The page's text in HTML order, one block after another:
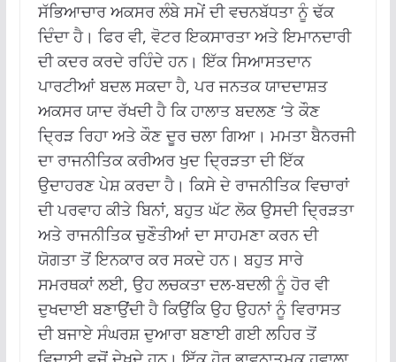
ਸੱਭਿਆਚਾਰ ਅਕਸਰ ਲੰਬੇ ਸਮੇਂ ਦੀ ਵਚਨਬੱਧਤਾ ਨੂੰ ਢੱਕ
ਦਿੰਦਾ ਹੈ। ਫਿਰ ਵੀ, ਵੋਟਰ ਇਕਸਾਰਤਾ ਅਤੇ ਇਮਾਨਦਾਰੀ
ਦੀ ਕਦਰ ਕਰਦੇ ਰਹਿੰਦੇ ਹਨ। ਇੱਕ ਸਿਆਸਤਦਾਨ
ਪਾਰਟੀਆਂ ਬਦਲ ਸਕਦਾ ਹੈ, ਪਰ ਜਨਤਕ ਯਾਦਦਾਸ਼ਤ
ਅਕਸਰ ਯਾਦ ਰੱਖਦੀ ਹੈ ਕਿ ਹਾਲਾਤ ਬਦਲਣ ‘ਤੇ ਕੌਣ
ਦ੍ਰਿੜ ਰਿਹਾ ਅਤੇ ਕੌਣ ਦੂਰ ਚਲਾ ਗਿਆ। ਮਮਤਾ ਬੈਨਰਜੀ
ਦਾ ਰਾਜਨੀਤਿਕ ਕਰੀਅਰ ਖੁਦ ਦ੍ਰਿੜਤਾ ਦੀ ਇੱਕ
ਉਦਾਹਰਣ ਪੇਸ਼ ਕਰਦਾ ਹੈ। ਕਿਸੇ ਦੇ ਰਾਜਨੀਤਿਕ ਵਿਚਾਰਾਂ
ਦੀ ਪਰਵਾਹ ਕੀਤੇ ਬਿਨਾਂ, ਬਹੁਤ ਘੱਟ ਲੋਕ ਉਸਦੀ ਦ੍ਰਿੜਤਾ
ਅਤੇ ਰਾਜਨੀਤਿਕ ਚੁਣੌਤੀਆਂ ਦਾ ਸਾਹਮਣਾ ਕਰਨ ਦੀ
ਯੋਗਤਾ ਤੋਂ ਇਨਕਾਰ ਕਰ ਸਕਦੇ ਹਨ। ਬਹੁਤ ਸਾਰੇ
ਸਮਰਥਕਾਂ ਲਈ, ਉਹ ਲਚਕਤਾ ਦਲ-ਬਦਲੀ ਨੂੰ ਹੋਰ ਵੀ
ਦੁਖਦਾਈ ਬਣਾਉਂਦੀ ਹੈ ਕਿਉਂਕਿ ਉਹ ਉਹਨਾਂ ਨੂੰ ਵਿਰਾਸਤ
ਦੀ ਬਜਾਏ ਸੰਘਰਸ਼ ਦੁਆਰਾ ਬਣਾਈ ਗਈ ਲਹਿਰ ਤੋਂ